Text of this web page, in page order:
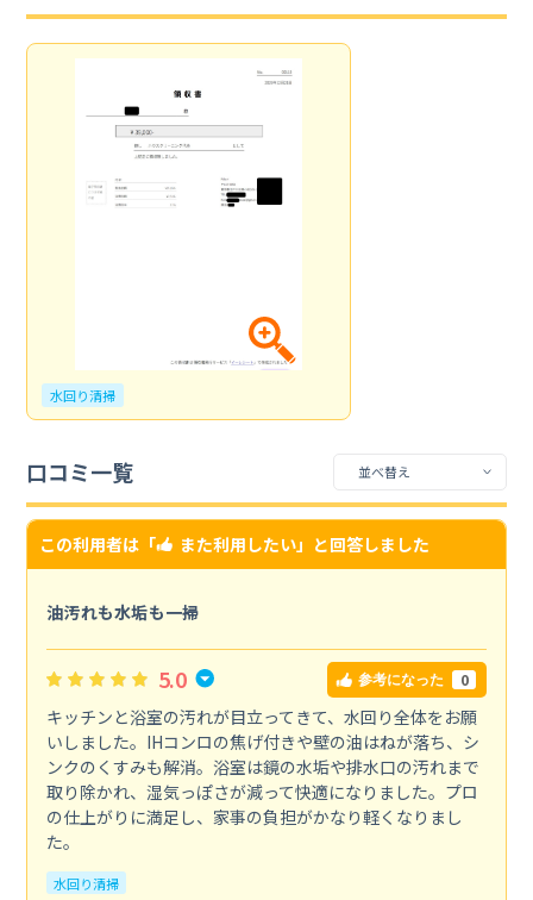
水回り清掃
口コミ一覧
この利用者は「 また利用したい」と回答しました
油汚れも水垢も一掃
5.0 参考になった 0
キッチンと浴室の汚れが目立ってきて、水回り全体をお願
いしました。IHコンロの焦げ付きや壁の油はねが落ち、シ
ンクのくすみも解消。浴室は鏡の水垢や排水口の汚れまで
取り除かれ、湿気っぽさが減って快適になりました。プロ
の仕上がりに満足し、家事の負担がかなり軽くなりまし
た。
水回り清掃